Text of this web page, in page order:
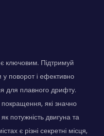
ключовим. Підтримуй
поворот і ефективно
для плавного дрифту.
які значно
потужність двигуна та
є різні секретні місця,